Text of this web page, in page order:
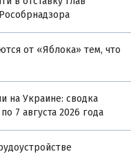
от «Яблока» тем, что
на Украине: сводка
7 августа 2026 года